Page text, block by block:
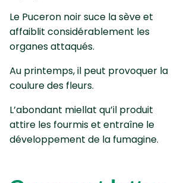
Le Puceron noir suce la sève et
affaiblit considérablement les
organes attaqués.
Au printemps, il peut provoquer la
coulure des fleurs.
L’abondant miellat qu’il produit
attire les fourmis et entraîne le
développement de la fumagine.